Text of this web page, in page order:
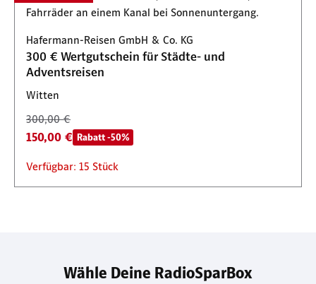
Hafermann-Reisen GmbH & Co. KG
300 € Wertgutschein für Städte- und
Adventsreisen
Witten
300,00 €
150,00 € Rabatt -50%
Verfügbar: 15 Stück
Wähle Deine RadioSparBox